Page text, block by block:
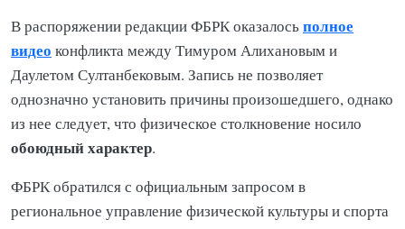
В распоряжении редакции ФБРК оказалосьполное
видео конфликта между Тимуром Алихановым и
Даулетом Султанбековым. Запись не позволяет
однозначно установить причины произошедшего, однако
из нее следует, что физическое столкновение носило
обоюдный характер.
ФБРК обратился с официальным запросом в
региональное управление физической культуры и спорта